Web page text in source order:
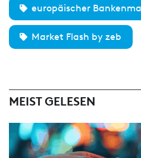
europäischer
Market Flash by zeb
MEIST GELESEN